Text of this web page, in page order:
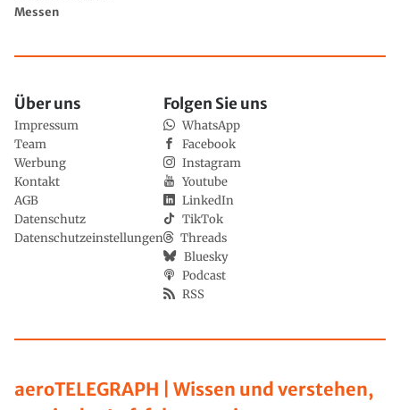
Messen
aeroTELEGRAPH | Wissen und verstehen,
Über uns
Impressum
Team
Werbung
Kontakt
AGB
Datenschutz
Datenschutzeinstellungen
Folgen Sie uns
WhatsApp
Facebook
Instagram
Youtube
LinkedIn
TikTok
Threads
Bluesky
Podcast
RSS